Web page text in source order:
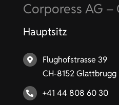
Corporess AG
Hauptsitz
Flughofstrasse 39
CH-8152 Glattbrugg
+41 44 808 60 30